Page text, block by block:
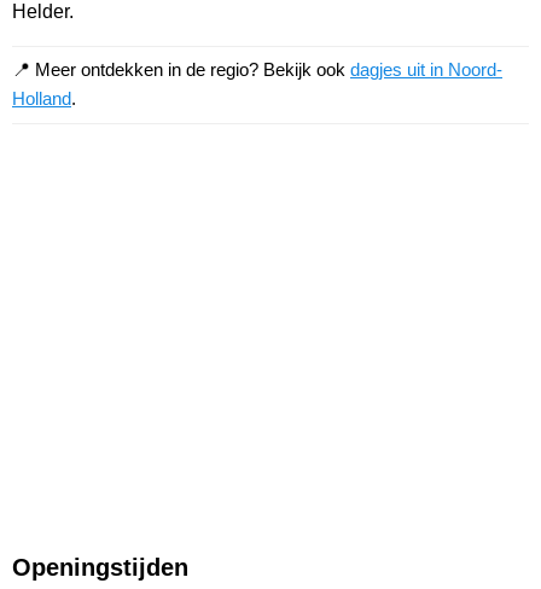
Helder.
📍 Meer ontdekken in de regio? Bekijk ook dagjes uit in Noord-
Holland.
Openingstijden